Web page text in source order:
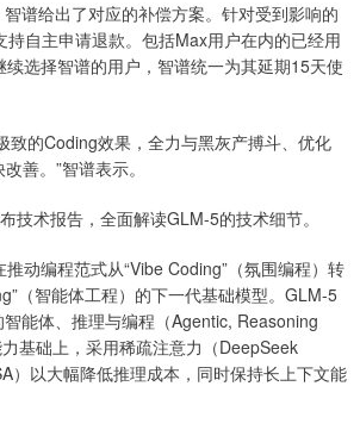
给出了对应的补偿方案。针对受到影响的
持自主申请退款。包括Max用户在内的已经用
选择智谱的用户，智谱统一为其延期15天使
的Coding效果，全力与黑灰产搏斗、优化
善。”智谱表示。
术报告，全面解读GLM-5的技术细节。
编程范式从“Vibe Coding”（氛围编程）转
（智能体工程）的下一代基础模型。GLM-5
能体、推理与编程（Agentic, Reasoning
基础上，采用稀疏注意力（DeepSeek
）以大幅降低推理成本，同时保持长上下文能